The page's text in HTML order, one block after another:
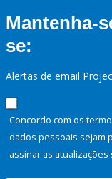
Mantenha-
se:
Alertas de email
Concordo com os
dados pessoais sejam
assinar as atualizações